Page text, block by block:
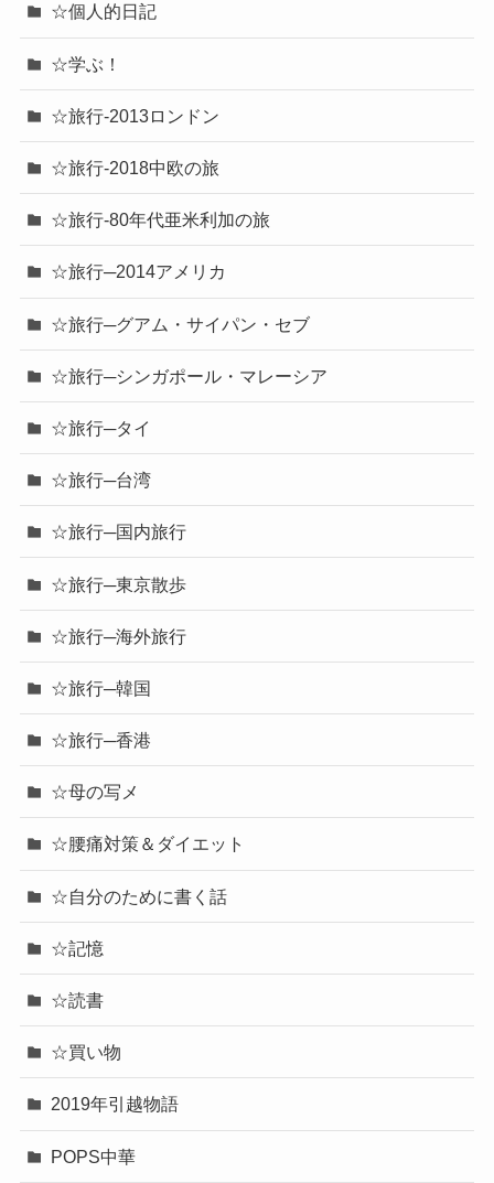
☆個人的日記
☆学ぶ！
☆旅行-2013ロンドン
☆旅行-2018中欧の旅
☆旅行-80年代亜米利加の旅
☆旅行─2014アメリカ
☆旅行─グアム・サイパン・セブ
☆旅行─シンガポール・マレーシア
☆旅行─タイ
☆旅行─台湾
☆旅行─国内旅行
☆旅行─東京散歩
☆旅行─海外旅行
☆旅行─韓国
☆旅行─香港
☆母の写メ
☆腰痛対策＆ダイエット
☆自分のために書く話
☆記憶
☆読書
☆買い物
2019年引越物語
POPS中華